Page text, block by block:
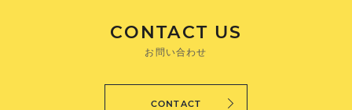
CONTACT US
お問い合わせ
CONTACT